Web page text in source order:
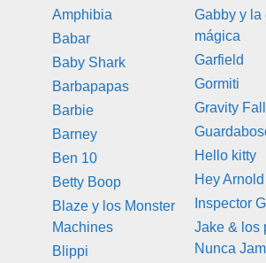
Amphibia
Babar
Baby Shark
Barbapapas
Barbie
Barney
Ben 10
Betty Boop
Blaze y los Monster
Machines
Blippi
Gabby y la
mágica
Garfield
Gormiti
Gravity
Hello kitty
Hey Arnold
Inspector
Jake & los
Nunca